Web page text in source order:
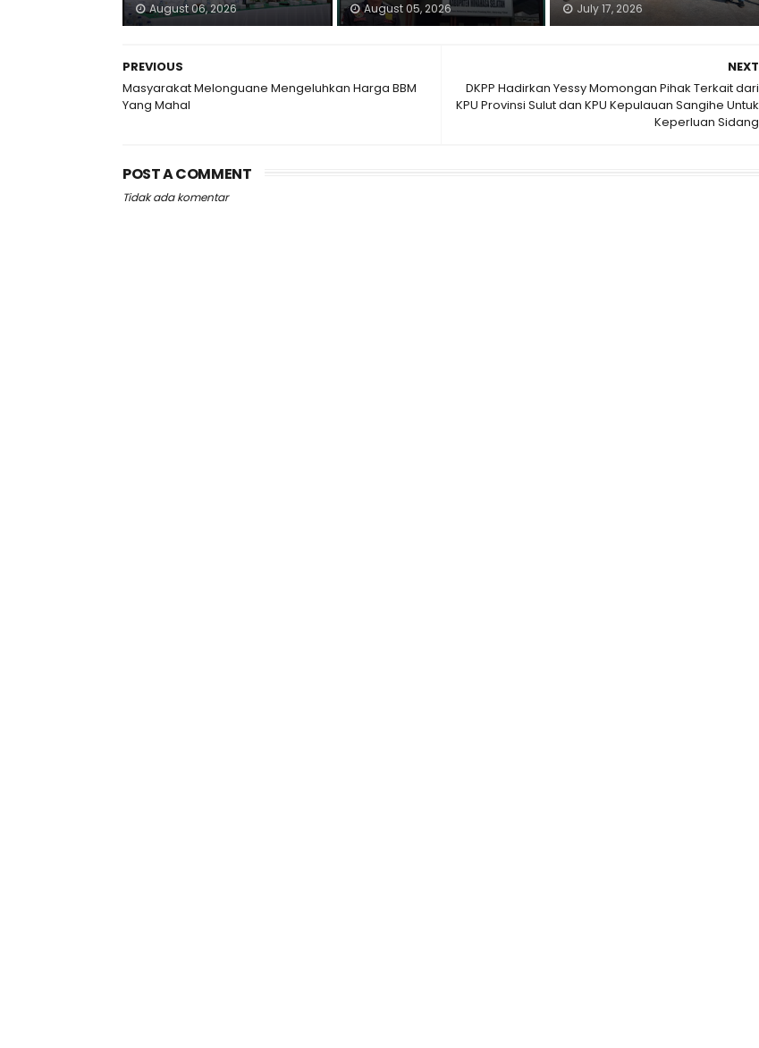
August 06, 2026 August 05, 2026 July 17, 2026
NEXT
DKPP Hadirkan Yessy Momongan Pihak Terkait dari
KPU Provinsi Sulut dan KPU Kepulauan Sangihe Untuk
Keperluan Sidang
PREVIOUS
Masyarakat Melonguane Mengeluhkan Harga BBM
Yang Mahal
POST A COMMENT
Tidak ada komentar